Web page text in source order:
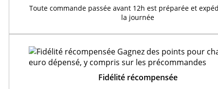
Toute commande passée avant 12h est préparée et
la journée
Fidélité récompensée